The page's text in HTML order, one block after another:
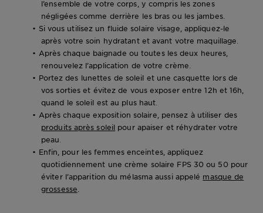
l’ensemble de votre corps, y compris les zones
négligées comme derrière les bras ou les jambes.
• Si vous utilisez un fluide solaire visage, appliquez-le
après votre soin hydratant et avant votre maquillage.
• Après chaque baignade ou toutes les deux heures,
renouvelez l’application de votre crème.
• Portez des lunettes de soleil et une casquette lors de
vos sorties et évitez de vous exposer entre 12h et 16h,
quand le soleil est au plus haut.
• Après chaque exposition solaire, pensez à utiliser des
produits après soleil pour apaiser et réhydrater votre
peau.
• Enfin, pour les femmes enceintes, appliquez
quotidiennement une crème solaire FPS 30 ou 50 pour
éviter l’apparition du mélasma aussi appelé masque de
grossesse